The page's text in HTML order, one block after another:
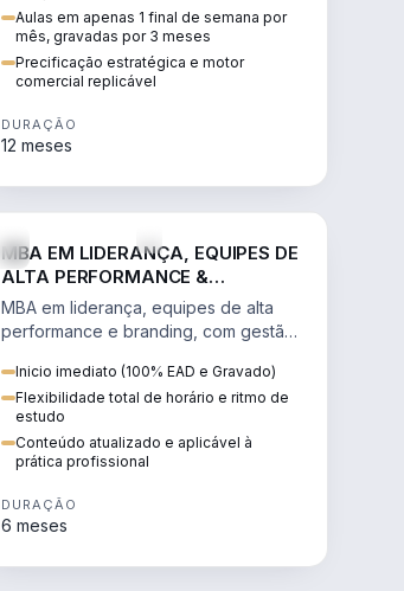
Aulas em apenas 1 final de semana por
mês, gravadas por 3 meses
Precificação estratégica e motor
comercial replicável
DURAÇÃO
12 meses
MBA EM LIDERANÇA, EQUIPES DE
ALTA PERFORMANCE &
BRANDING
MBA em liderança, equipes de alta
performance e branding, com gestão
e comunicação persuasiva.
Inicio imediato (100% EAD e Gravado)
Flexibilidade total de horário e ritmo de
estudo
Conteúdo atualizado e aplicável à
prática profissional
DURAÇÃO
6 meses